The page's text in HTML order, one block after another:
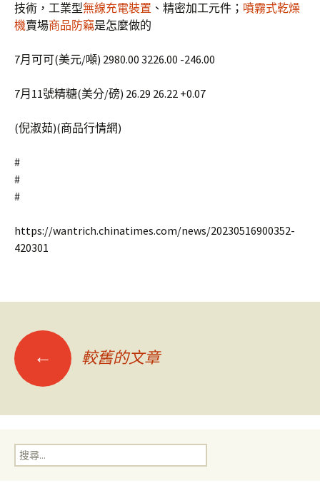
技術，工業型無線充電裝置 、精密加工元件； 噴霧式乾燥
機賣場商品防竊是怎麼做的
7月可可(美元/噸) 2980.00 3226.00 -246.00
7月11號精糖(美分/磅) 26.29 26.22 +0.07
(倪淑茹)(商品行情網)
#
#
#
https://wantrich.chinatimes.com/news/20230516900352-
420301
文
章
導
← 較舊的文章
搜
尋